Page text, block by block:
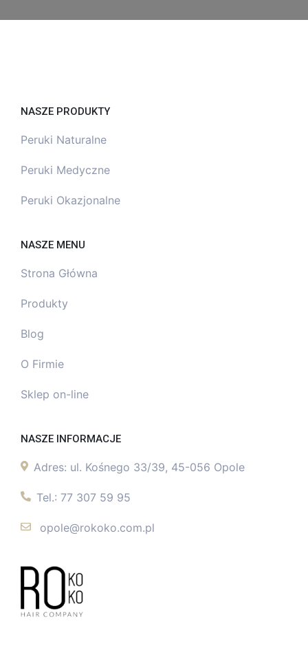
NASZE PRODUKTY
Peruki Naturalne
Peruki Medyczne
Peruki Okazjonalne
NASZE MENU
Strona Główna
Produkty
Blog
O Firmie
Sklep on-line
NASZE INFORMACJE
Adres: ul. Kośnego 33/39, 45-056 Opole
Tel.: 77 307 59 95
opole@rokoko.com.pl